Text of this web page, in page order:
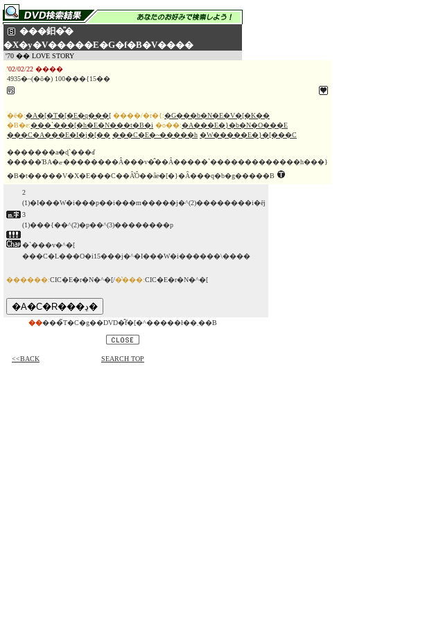
���鈤�̎�
�X�y�V�����E�G�f�B�V����
'70 �� LOVE STORY
'02/02/22 ����
4935�~(�ō�) 100���{15��
�ē�:�A�[�T�[�E�q���[ ����/�r�{:�G���b�N�E�V�[�K��
�B�e:���`���[�h�E�N���t�B�i �o��:�A���E�}�b�N�O���E
���C�A���E�I�j�[�� ���C�E�~�����h �W�����E�}�[���C
�������a�ɖ`���ꂽ
�����ƁA�ޏ��������Â���v�̂��Ȃ�����`�������������h���}
�B�t�����V�X�E���C��Ȃ̊Ô��ȃe�[�}�Ȃ���q�b�g�����B
2
(1)�I���W�i���p��i���m�����j�^(2)��������i�ēj
3
(1)���{��^(2)�p��^(3)��������p
�`���v�^�[
���C�L���O�i15���j�^�I���W�i������\����
������:CIC�E�r�N�^�[/�̔���:CIC�E�r�N�^�[
�� ���̃T�C�g��DVD�̂݃f�[�^�����ł��܂��B
<<BACK SEARCH TOP